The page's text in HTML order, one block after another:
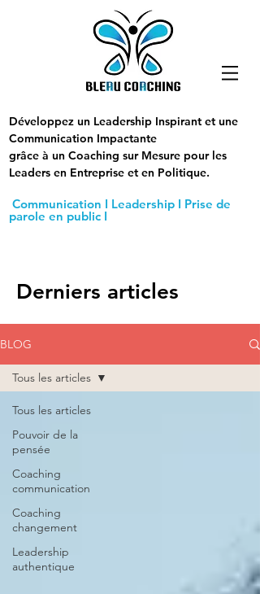
Développez un Leadership Inspirant et une
Communication Impactante
grâce à un Coaching sur Mesure pour les
Leaders en Entreprise et en Politique.
Communication I Leadership I Prise de
parole en public I
Derniers articles
BLOG
Tous les articles
Pouvoir de la
pensée
Coaching
communication
Coaching
changement
Leadership
authentique
Tous les articles